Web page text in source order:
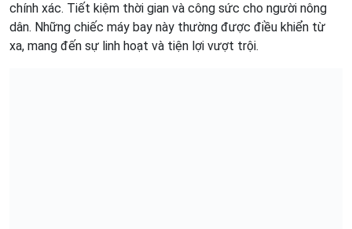
chính xác. Tiết kiệm thời gian và công sức cho người nông
dân. Những chiếc máy bay này thường được điều khiển từ
xa, mang đến sự linh hoạt và tiện lợi vượt trội.